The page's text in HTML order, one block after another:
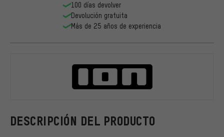
DESCRIPCIÓN DEL PRODUCTO
100 días devolver
Devolución gratuita
Más de 25 años de experiencia